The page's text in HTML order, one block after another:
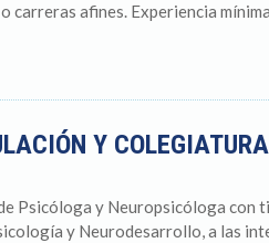
afines. Experiencia
Y COLEGIATURA
Psicóloga y Neuropsicóloga con
y Neurodesarrollo, a las